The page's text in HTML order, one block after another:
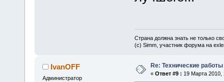
Страна должна знать не только
(c) Simm, участник форума на
IvanOFF
Администратор
Re: Технические
« Ответ #9 : 19 Марта 2010,